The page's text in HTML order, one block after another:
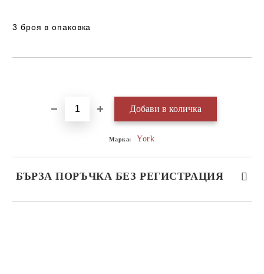
3 броя в опаковка
Марка: York
БЪРЗА ПОРЪЧКА БЕЗ РЕГИСТРАЦИЯ